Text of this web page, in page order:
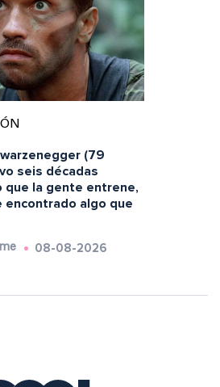
(79
seis décadas
que la gente entrene,
encontrado algo que
08-08-2026